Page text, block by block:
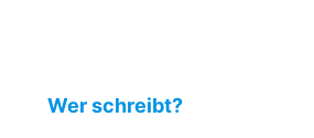
Wer schreibt?